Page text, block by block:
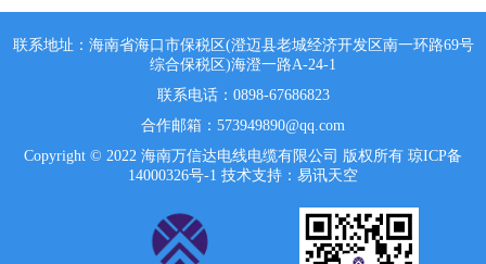
联系地址：海南省海口市保税区(澄迈县老城经济开发区南一环路69号
综合保税区)海澄一路A-24-1
联系电话：0898-67686823
合作邮箱：573949890@qq.com
Copyright © 2022 海南万信达电线电缆有限公司 版权所有 琼ICP备
14000326号-1 技术支持：易讯天空